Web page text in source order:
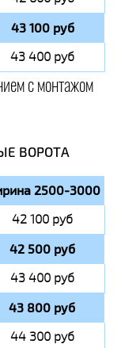
43 100 руб
43 400 руб
с монтажом
ВОРОТА
2500-3000
42 100 руб
42 500 руб
43 400 руб
43 800 руб
44 300 руб